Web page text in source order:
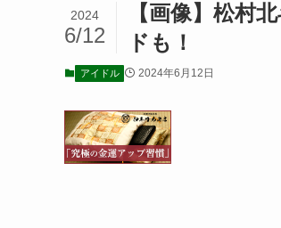
【画像】松村
ドも！
2024
6/12
アイドル 2024年6月12日